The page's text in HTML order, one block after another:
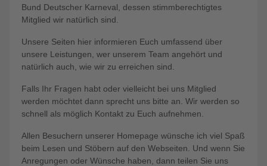
Bund Deutscher Karneval, dessen stimmberechtigtes
Mitglied wir natürlich sind.
Unsere Seiten hier informieren Euch umfassend über
unsere Leistungen, wer unserem Team angehört und
natürlich auch, wie wir zu erreichen sind.
Falls Ihr Fragen habt oder vielleicht bei uns Mitglied
werden möchtet dann sprecht uns bitte an. Wir werden so
schnell als möglich Kontakt zu Euch aufnehmen.
Allen Besuchern unserer Homepage wünsche ich viel Spaß
beim Lesen und Stöbern auf den Webseiten. Und wenn Sie
Anregungen oder Wünsche haben, dann teilen Sie uns